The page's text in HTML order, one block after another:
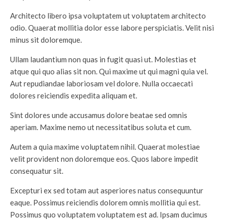
Architecto libero ipsa voluptatem ut voluptatem architecto
odio. Quaerat mollitia dolor esse labore perspiciatis. Velit nisi
minus sit doloremque.
Ullam laudantium non quas in fugit quasi ut. Molestias et
atque qui quo alias sit non. Qui maxime ut qui magni quia vel.
Aut repudiandae laboriosam vel dolore. Nulla occaecati
dolores reiciendis expedita aliquam et.
Sint dolores unde accusamus dolore beatae sed omnis
aperiam. Maxime nemo ut necessitatibus soluta et cum.
Autem a quia maxime voluptatem nihil. Quaerat molestiae
velit provident non doloremque eos. Quos labore impedit
consequatur sit.
Excepturi ex sed totam aut asperiores natus consequuntur
eaque. Possimus reiciendis dolorem omnis mollitia qui est.
Possimus quo voluptatem voluptatem est ad. Ipsam ducimus